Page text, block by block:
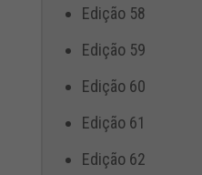
Edição 58
Edição 59
Edição 60
Edição 61
Edição 62